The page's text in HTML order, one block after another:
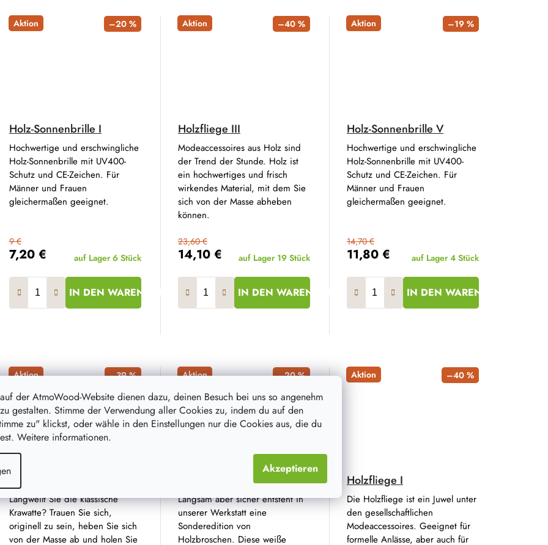
der AtmoWood-Website dienen dazu, deinen Besuch bei uns so angenehm
gestalten. Stimme der Verwendung aller Cookies zu, indem du auf den
zu" klickst, oder wähle in den Einstellungen nur die Cookies aus, die du
Weitere informationen.
Akzeptieren
Aktion –20 %
Holz-Sonnenbrille I
7,20 €
9 €
auf Lager 6 Stück
IN DEN WARENKORB
Hochwertige und erschwingliche
Holz-Sonnenbrille mit UV400-
Schutz und CE-Zeichen. Für
Männer und Frauen
gleichermaßen geeignet.
Aktion –40 %
Holzfliege III
14,10 €
23,60 €
auf Lager 19 Stück
IN DEN WARENKORB
Modeaccessoires aus Holz sind
der Trend der Stunde. Holz ist
ein hochwertiges und frisch
wirkendes Material, mit dem Sie
sich von der Masse abheben
können.
Aktion –19 %
Holz-Sonnenbrille V
11,80 €
14,70 €
auf Lager 4 Stück
IN DEN WARENKORB
Hochwertige und erschwingliche
Holz-Sonnenbrille mit UV400-
Schutz und CE-Zeichen. Für
Männer und Frauen
gleichermaßen geeignet.
Aktion –39 %
Langweilt Sie die klassische
Krawatte? Trauen Sie sich,
originell zu sein, heben Sie sich
von der Masse ab und holen Sie
Aktion –20 %
Friedensbrosche
Langsam aber sicher entsteht in
unserer Werkstatt eine
Sonderedition von
Holzbroschen. Diese weiße
Aktion –40 %
Holzfliege I
Die Holzfliege ist ein Juwel unter
den gesellschaftlichen
Modeaccessoires. Geeignet für
formelle Anlässe, aber auch für